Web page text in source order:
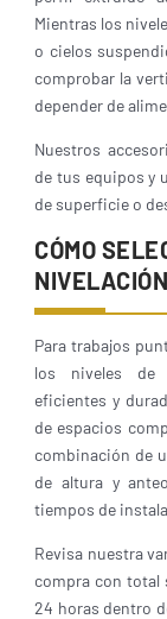
Mientras los
o cielos
comprobar la
depender de
Nuestros
de tus equipos y
de superficie o
CÓMO
Para trabajos
los niveles de
eficientes y
de espacios
combinación de
de altura y
tiempos de
Revisa nuestra
compra con total
24 horas dentro